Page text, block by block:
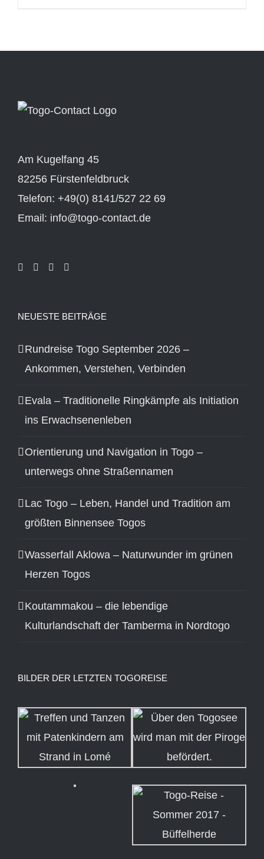
Am Kugelfang 45
82256 Fürstenfeldbruck
Telefon: +49(0) 8141/527 22 69
Email: info@togo-contact.de
NEUESTE BEITRÄGE
Rundreise Togo September 2026 –
Ankommen, Verstehen, Verbinden
Evala – Traditionelle Ringkämpfe als Initiation
ins Erwachsenenleben
Orientierung und Navigation in Togo –
unterwegs ohne Straßennamen
Lac Togo – Leben, Handel und Tradition am
größten Binnensee Togos
Wasserfall Aklowa – Naturwunder im grünen
Herzen Togos
Koutammakou – die lebendige
Kulturlandschaft der Tamberma in Nordtogo
BILDER DER LETZTEN TOGOREISE